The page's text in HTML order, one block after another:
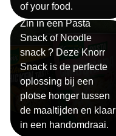
of your food.
Snackpots
Zin in een Pasta
Snack of Noodle
snack ? Deze Knorr
Snack is de perfecte
oplossing bij een
plotse honger tussen
de maaltijden en klaar
in een handomdraai.